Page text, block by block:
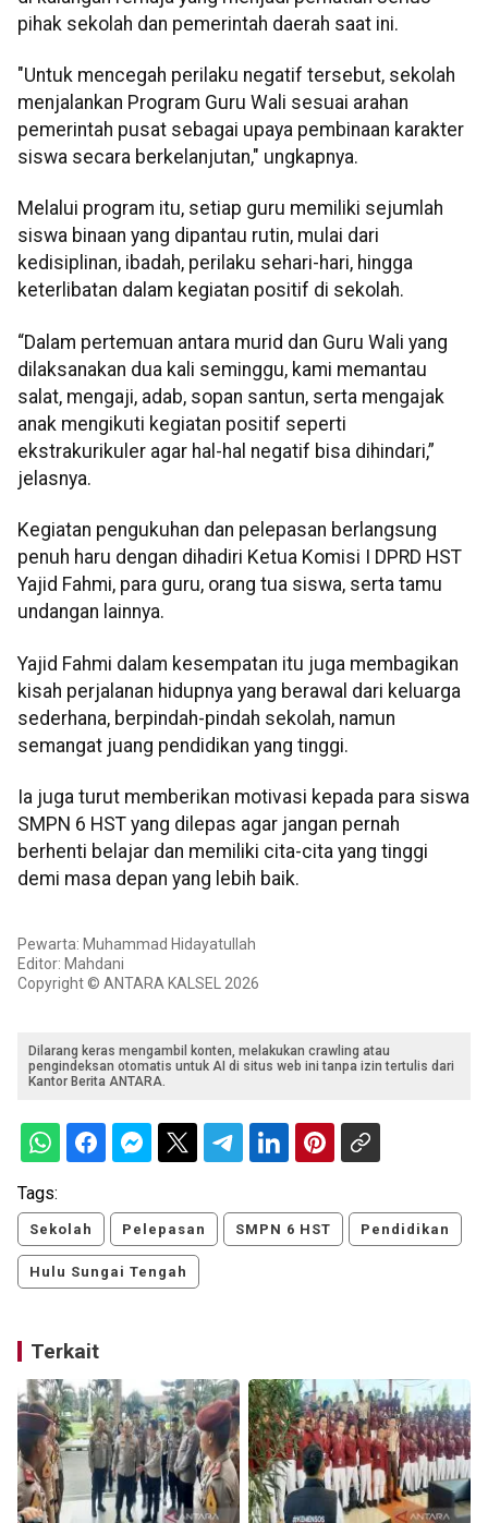
pihak sekolah dan pemerintah daerah saat ini.
"Untuk mencegah perilaku negatif tersebut, sekolah
menjalankan Program Guru Wali sesuai arahan
pemerintah pusat sebagai upaya pembinaan karakter
siswa secara berkelanjutan," ungkapnya.
Melalui program itu, setiap guru memiliki sejumlah
siswa binaan yang dipantau rutin, mulai dari
kedisiplinan, ibadah, perilaku sehari-hari, hingga
keterlibatan dalam kegiatan positif di sekolah.
“Dalam pertemuan antara murid dan Guru Wali yang
dilaksanakan dua kali seminggu, kami memantau
salat, mengaji, adab, sopan santun, serta mengajak
anak mengikuti kegiatan positif seperti
ekstrakurikuler agar hal-hal negatif bisa dihindari,”
jelasnya.
Kegiatan pengukuhan dan pelepasan berlangsung
penuh haru dengan dihadiri Ketua Komisi I DPRD HST
Yajid Fahmi, para guru, orang tua siswa, serta tamu
undangan lainnya.
Yajid Fahmi dalam kesempatan itu juga membagikan
kisah perjalanan hidupnya yang berawal dari keluarga
sederhana, berpindah-pindah sekolah, namun
semangat juang pendidikan yang tinggi.
Ia juga turut memberikan motivasi kepada para siswa
SMPN 6 HST yang dilepas agar jangan pernah
berhenti belajar dan memiliki cita-cita yang tinggi
demi masa depan yang lebih baik.
Pewarta: Muhammad Hidayatullah
Editor: Mahdani
Copyright © ANTARA KALSEL 2026
Dilarang keras mengambil konten, melakukan crawling atau
pengindeksan otomatis untuk AI di situs web ini tanpa izin tertulis dari
Kantor Berita ANTARA.
Tags:
Sekolah Pelepasan SMPN 6 HST Pendidikan
Hulu Sungai Tengah
Terkait